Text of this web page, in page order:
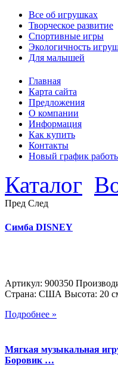
Все об игрушках
Творческое развитие
Спортивные игры
Экологичность
Для малышей
Главная
Карта сайта
Предложения
О компании
Информация
Как купить
Контакты
Новый график
Каталог
Пред След
Симба DISNEY
Артикул: 900350
Страна: США Высота: 20
Подробнее »
Мягкая музыкальная
Боровик …